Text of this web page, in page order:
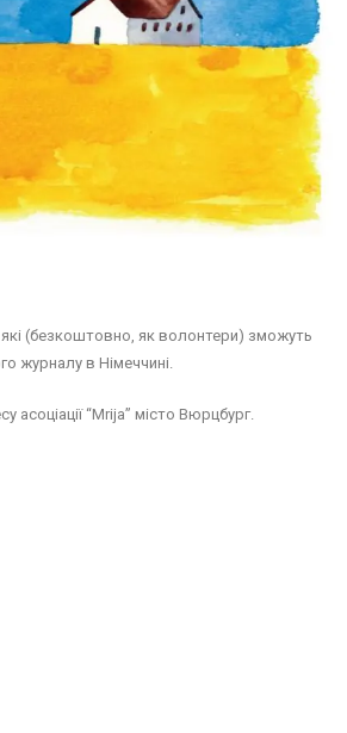
(безкоштовно, як волонтери) зможуть
журналу в Німеччині.
асоціації “Mrija” місто Вюрцбург.